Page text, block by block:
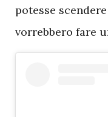
potesse
vorrebbero fare